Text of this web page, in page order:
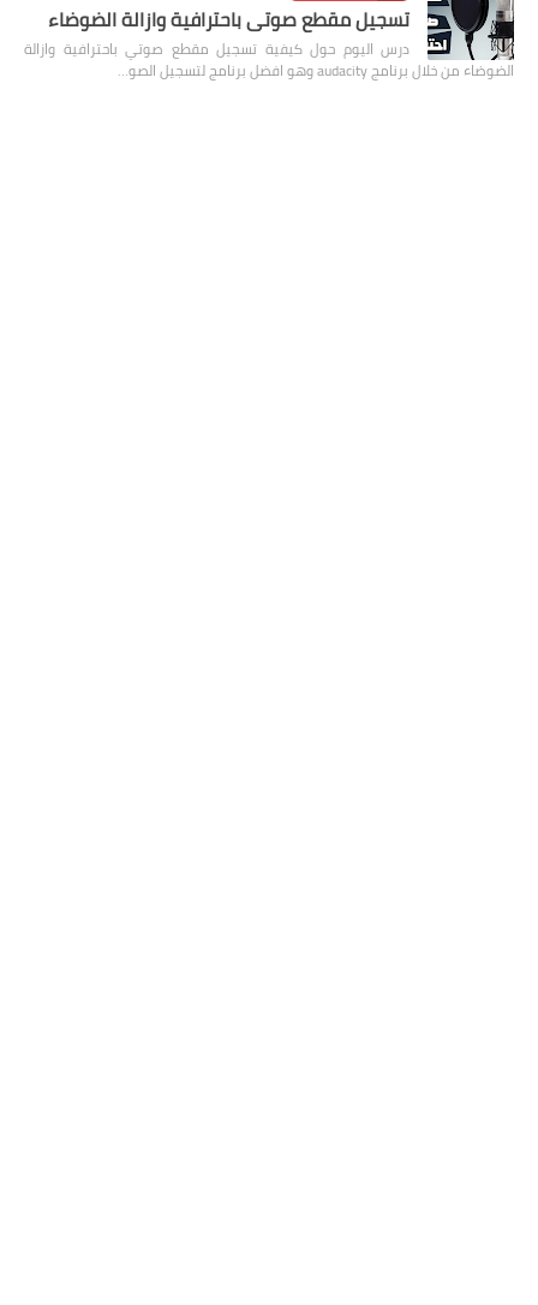
تسجيل مقطع صوتي باحترافية وازالة الضوضاء
درس اليوم حول كيفية تسجيل مقطع صوتي باحترافية وازالة
الضوضاء من خلال برنامج audacity وهو افضل برنامج لتسجيل الصو…